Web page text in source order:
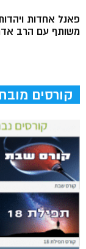
פאנל אחדות
משותף עם הרב
קורסים